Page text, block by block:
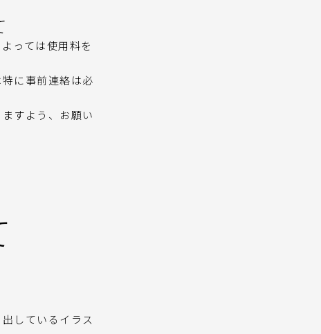
っては使用料を
に事前連絡は必
すよう、お願い
しているイラス